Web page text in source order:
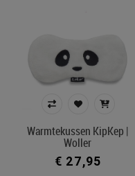
Warmtekussen KipKep |
Woller
€ 27,95